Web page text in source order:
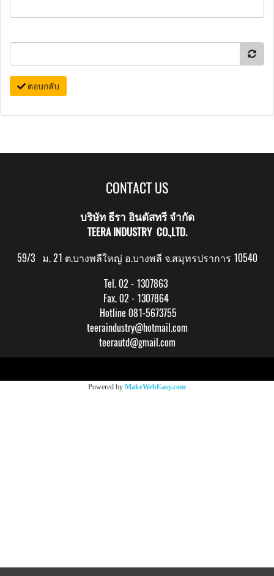
ตอบกลับ
CONTACT US
บริษัท ธีรา อินดัสทรี จำกัด
TEERA INDUSTRY CO.,LTD.
59/3 ม. 21 ต.บางพลีใหญ่ อ.บางพลี จ.สมุทรปราการ 10540
Tel. 02 - 1307863
Fax. 02 - 1307864
Hotline 081-5673755
teeraindustry@hotmail.com
teerautd@gmail.com
Powered by MakeWebEasy.com